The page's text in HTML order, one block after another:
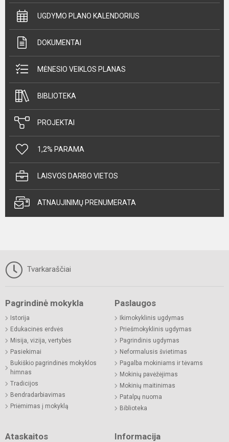
UGDYMO PLANO KALENDORIUS
DOKUMENTAI
MĖNESIO VEIKLOS PLANAS
BIBLIOTEKA
PROJEKTAI
1,2% PARAMA
LAISVOS DARBO VIETOS
ATNAUJINIMŲ PRENUMERATA
Tvarkaraščiai
Pagrindinė mokykla
Istorija
Edukacinės erdvės
Misija, vizija, vertybės
Pasiekimai
Bukiškio pagrindinės mokyklos
himnas
Tradicijos
Bendradarbiavimas
Priėmimas į mokyklą
Paslaugos
Ikimokyklinis ugdymas
Priešmokyklinis ugdymas
Pagrindinis ugdymas
Neformalusis švietimas
Pagalba mokiniams ir tėvams
Mokinių pavėžėjimas
Mokinių maitinimas
Patalpų nuoma
Biblioteka
Ataskaitos Informacija